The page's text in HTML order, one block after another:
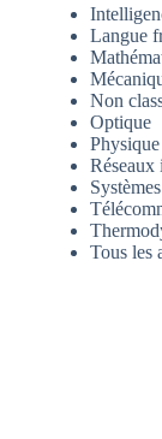
Langue
Non
Optique
Physique
Réseaux
Tous les